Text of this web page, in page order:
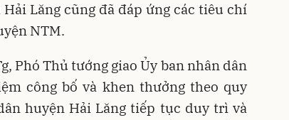
Lăng cũng đã đáp ứng các tiêu chí
NTM.
Phó Thủ tướng giao Ủy ban nhân dân
công bố và khen thưởng theo quy
huyện Hải Lăng tiếp tục duy trì và